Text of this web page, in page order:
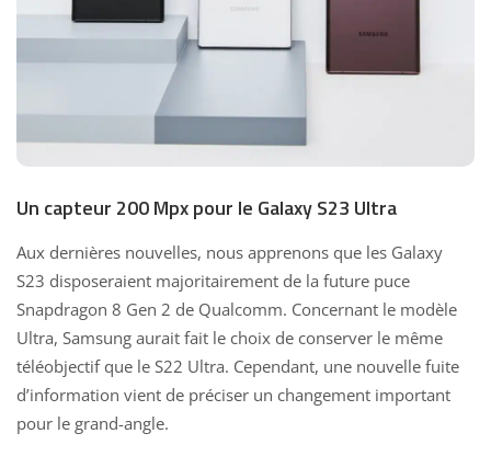
Un capteur 200 Mpx pour le Galaxy S23 Ultra
Aux dernières nouvelles, nous apprenons que les Galaxy
S23 disposeraient majoritairement de la future puce
Snapdragon 8 Gen 2 de Qualcomm. Concernant le modèle
Ultra, Samsung aurait fait le choix de conserver le même
téléobjectif que le S22 Ultra. Cependant, une nouvelle fuite
d’information vient de préciser un changement important
pour le grand-angle.